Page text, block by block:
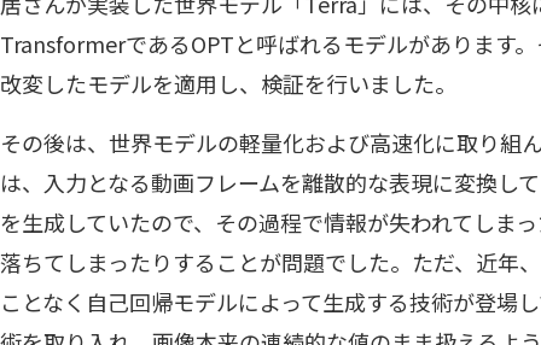
TransformerであるOPTと呼ばれるモデルがあります
改変したモデルを適用し、検証を行いました。
その後は、世界モデルの軽量化および高速化に取り組
は、入力となる動画フレームを離散的な表現に変換し
を生成していたので、その過程で情報が失われてしま
落ちてしまったりすることが問題でした。ただ、近年
ことなく自己回帰モデルによって生成する技術が登場